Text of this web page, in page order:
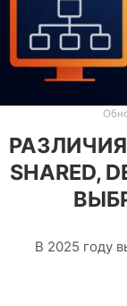
SHARED,
В 2025 году